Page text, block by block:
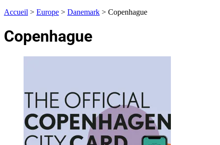
Accueil > Europe > Danemark > Copenhague
Copenhague